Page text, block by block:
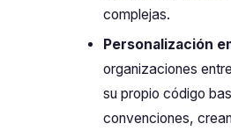
complejas.
Personalización
organizaciones
su propio código
convenciones,